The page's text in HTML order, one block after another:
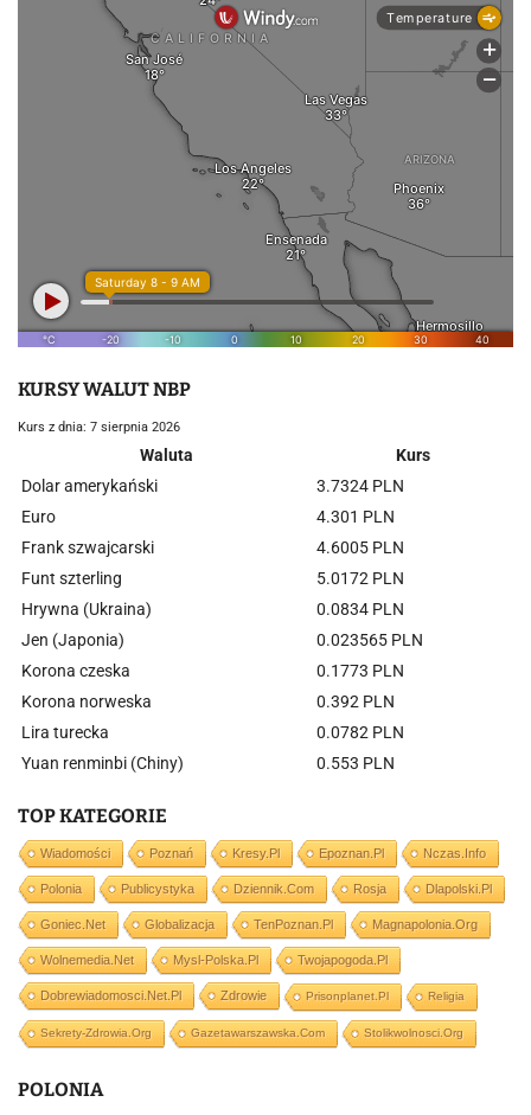
KURSY WALUT NBP
Kurs z dnia: 7 sierpnia 2026
Waluta
Kurs
Dolar amerykański
3.7324 PLN
Euro
4.301 PLN
Frank szwajcarski
4.6005 PLN
Funt szterling
5.0172 PLN
Hrywna (Ukraina)
0.0834 PLN
Jen (Japonia)
0.023565 PLN
Korona czeska
0.1773 PLN
Korona norweska
0.392 PLN
Lira turecka
0.0782 PLN
Yuan renminbi (Chiny)
0.553 PLN
TOP KATEGORIE
Wiadomości Poznań Kresy.pl Epoznan.pl Nczas.info
Polonia Publicystyka Dziennik.com Rosja Dlapolski.pl
Goniec.net Globalizacja TenPoznan.pl Magnapolonia.org
Wolnemedia.net Mysl-Polska.pl Twojapogoda.pl
Dobrewiadomosci.net.pl Zdrowie Prisonplanet.pl Religia
Sekrety-Zdrowia.org Gazetawarszawska.com Stolikwolnosci.org
POLONIA